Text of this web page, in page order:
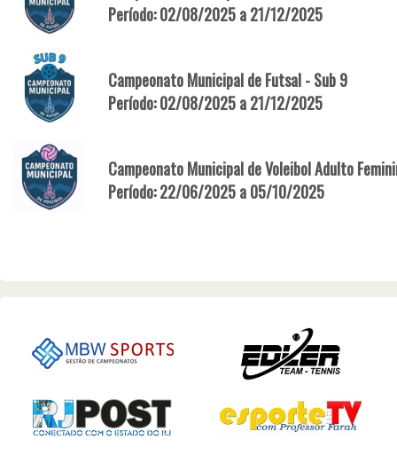
Período: 02/08/2025 a 21/12/2025
Campeonato Municipal de Futsal - Sub 9
Período: 02/08/2025 a 21/12/2025
Campeonato Municipal de Voleibol Adulto
Período: 22/06/2025 a 05/10/2025